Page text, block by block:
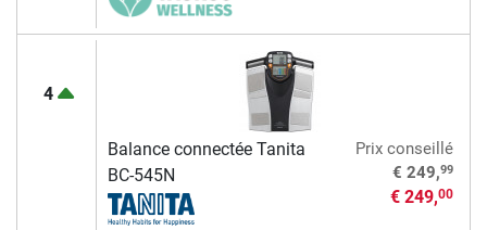
4
Balance connectée Tanita
BC-545N
Prix conseillé
€ 249,99
€ 249,00